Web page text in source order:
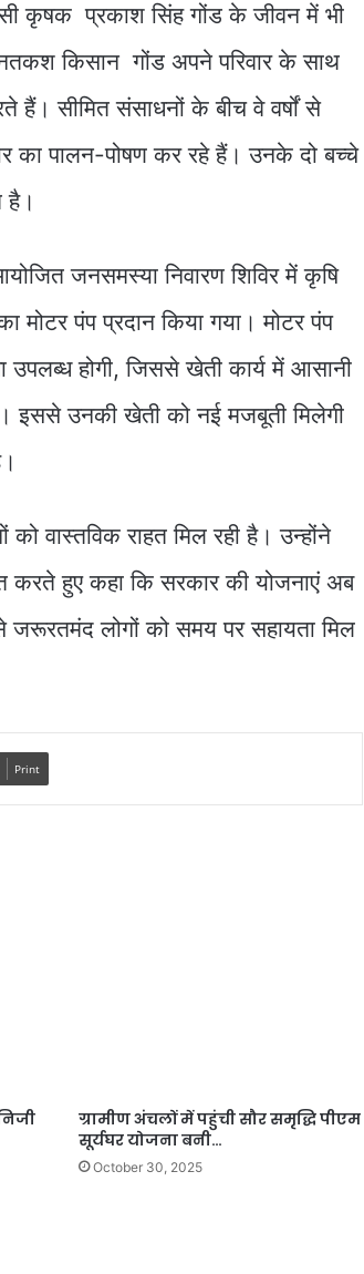
कृषक प्रकाश सिंह गोंड के जीवन में भी
किसान गोंड अपने परिवार के साथ
हैं। सीमित संसाधनों के बीच वे वर्षों से
का पालन-पोषण कर रहे हैं। उनके दो बच्चे
है।
जनसमस्या निवारण शिविर में कृषि
मोटर पंप प्रदान किया गया। मोटर पंप
उपलब्ध होगी, जिससे खेती कार्य में आसानी
इससे उनकी खेती को नई मजबूती मिलेगी
वास्तविक राहत मिल रही है। उन्होंने
करते हुए कहा कि सरकार की योजनाएं अब
लोगों को समय पर सहायता मिल
Print
ग्रामीण अंचलों में पहुंची सौर समृद्धि पीएम
सूर्यघर योजना बनी…
October 30, 2025